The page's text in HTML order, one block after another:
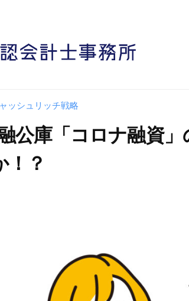
ッシュリッチ戦略
公庫「コロナ融資
！？